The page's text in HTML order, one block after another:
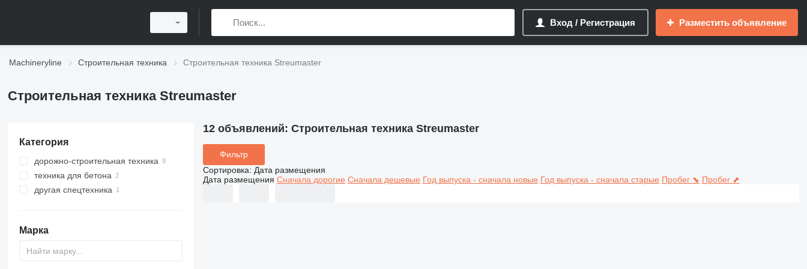
Вход / Регистрация Разместить объявление
Machineryline Строительная техника Строительная техника Streumaster
Строительная техника Streumaster
Категория
дорожно-строительная техника
ресайклеры
щебнераспределители
техника для бетона
силосы для цемента
другая спецтехника
Марка
12 объявлений: Строительная техника Streumaster
Фильтр
Сортировка: Дата размещения
Дата размещения Сначала дорогие Сначала дешевые Год выпуска - сначала новые Год выпуска - сначала старые Пробег ⬊ Пробег ⬈